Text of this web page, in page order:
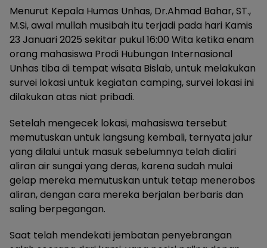
Menurut Kepala Humas Unhas, Dr.Ahmad Bahar, ST.,
M.Si, awal mullah musibah itu terjadi pada hari Kamis
23 Januari 2025 sekitar pukul 16:00 Wita ketika enam
orang mahasiswa Prodi Hubungan Internasional
Unhas tiba di tempat wisata Bislab, untuk melakukan
survei lokasi untuk kegiatan camping, survei lokasi ini
dilakukan atas niat pribadi.
Setelah mengecek lokasi, mahasiswa tersebut
memutuskan untuk langsung kembali, ternyata jalur
yang dilalui untuk masuk sebelumnya telah dialiri
aliran air sungai yang deras, karena sudah mulai
gelap mereka memutuskan untuk tetap menerobos
aliran, dengan cara mereka berjalan berbaris dan
saling berpegangan.
Saat telah mendekati jembatan penyebrangan